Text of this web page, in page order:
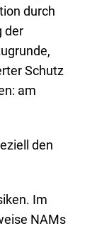
durch
der
Schutz
am
den
Im
NAMs